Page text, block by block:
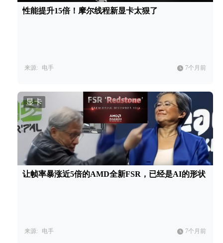
性能提升15倍！摩尔线程新显卡太狠了
来源: 电手 7个月前
显卡
让帧率暴涨近5倍的AMD全新FSR，已经是AI的形状
来源: 电手 7个月前